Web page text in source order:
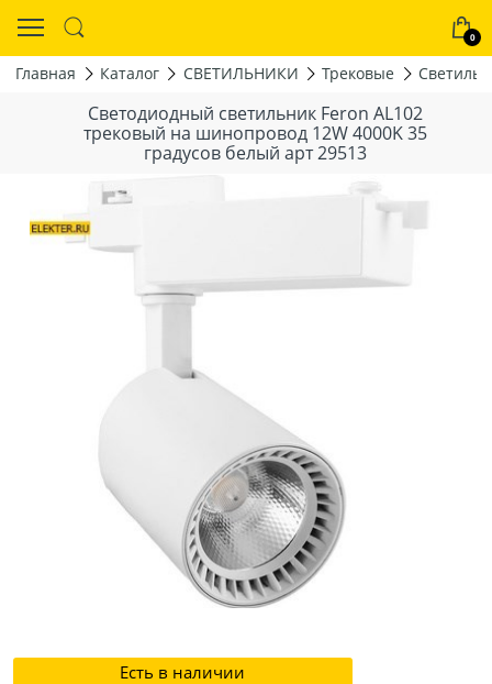
0
Главная Каталог СВЕТИЛЬНИКИ Трековые
Светодиодный светильник Feron AL102
трековый на шинопровод 12W 4000K 35
градусов белый арт 29513
Есть в наличии